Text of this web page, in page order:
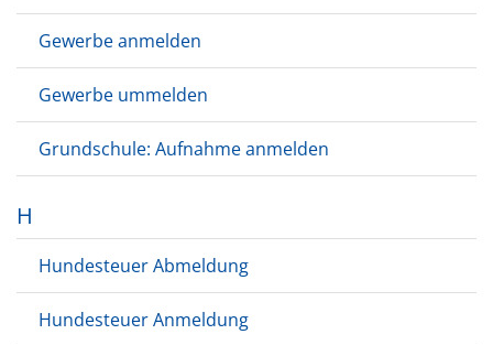
Gewerbe anmelden
Gewerbe ummelden
Grundschule: Aufnahme anmelden
H
Hundesteuer Abmeldung
Hundesteuer Anmeldung